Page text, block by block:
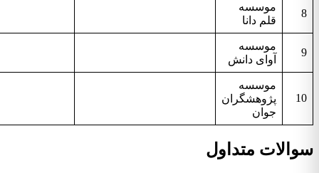
موسسه
قلم دانا
موسسه
آوای دانش
موسسه
پژوهشگران
جوان
متداول